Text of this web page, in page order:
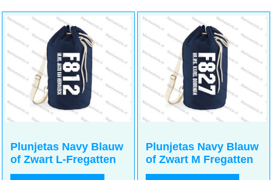
Plunjetas Navy Blauw
of Zwart L-Fregatten
Plunjetas Navy Blauw
of Zwart M Fregatten